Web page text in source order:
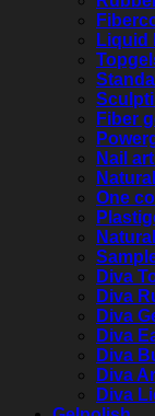
Liquid
Fiber
Nail
One
Diva
Diva
Diva
Diva
Diva
Diva
Diva